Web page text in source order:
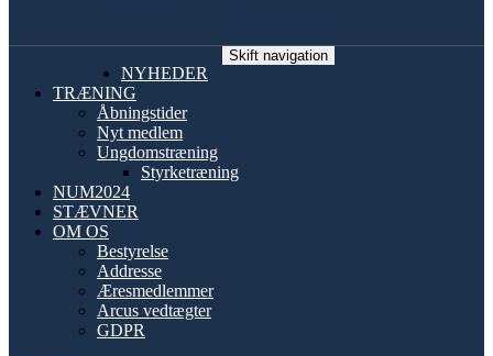
Skift navigation
NYHEDER
TRÆNING
Åbningstider
Nyt medlem
Ungdomstræning
Styrketræning
NUM2024
STÆVNER
OM OS
Bestyrelse
Addresse
Æresmedlemmer
Arcus vedtægter
GDPR